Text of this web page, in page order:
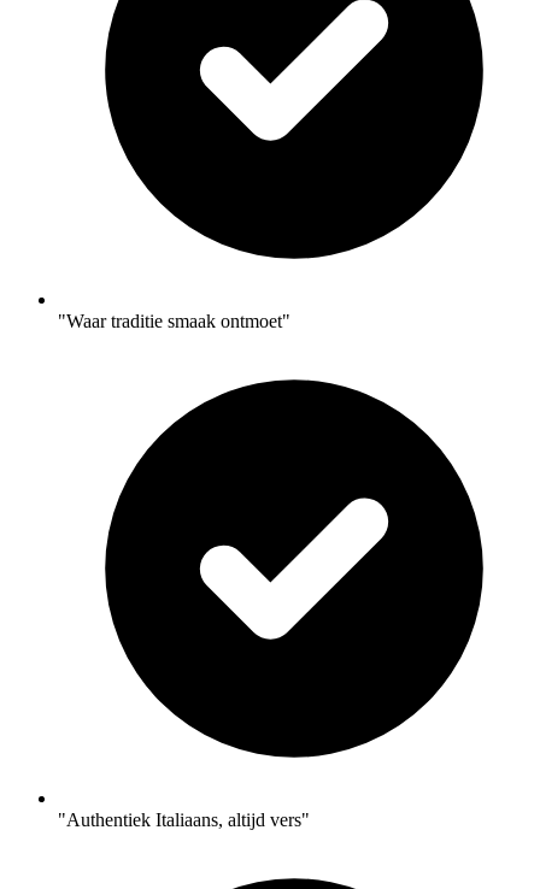
"Waar traditie smaak ontmoet"
"Authentiek Italiaans, altijd vers"